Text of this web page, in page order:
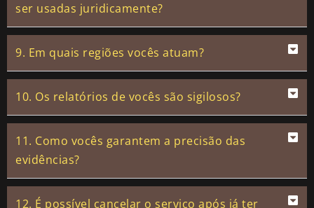
ser usadas juridicamente?
9. Em quais regiões vocês atuam?
10. Os relatórios de vocês são sigilosos?
11. Como vocês garantem a precisão das
evidências?
12. É possível cancelar o serviço após já ter